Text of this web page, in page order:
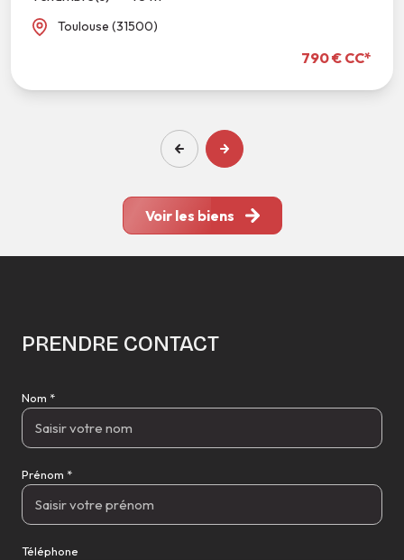
Toulouse (31500)
790 € CC*
Voir les biens
PRENDRE CONTACT
Nom *
Prénom *
Téléphone